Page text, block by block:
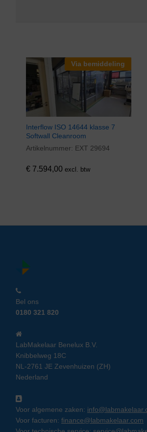
Via bemiddeling
Interflow ISO 14644 klasse 7
Softwall Cleanroom
Artikelnummer: EXT 29694
€ 7.594,00 excl. btw
Bel ons
0180 321 820
LabMakelaar Benelux B.V.
Knibbelweg 18C
NL-2761 JE Zevenhuizen (ZH)
Nederland
Voor algemene zaken:
Voor facturen: finance@labmakelaar.com